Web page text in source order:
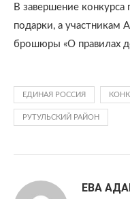
В завершение
подарки, а участникам
брошюры «О правилах
ЕДИНАЯ РОССИЯ
РУТУЛЬСКИЙ РАЙОН
ЕВА